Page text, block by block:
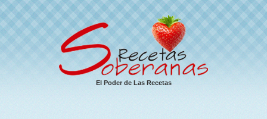
El Poder de Las Recetas